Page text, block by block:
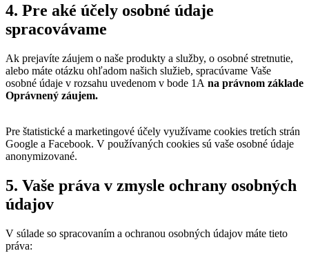
4. Pre aké účely osobné údaje
spracovávame
Ak prejavíte záujem o naše produkty a služby, o osobné stretnutie,
alebo máte otázku ohľadom našich služieb, spracúvame Vaše
osobné údaje v rozsahu uvedenom v bode 1A na právnom základe
Oprávnený záujem.
Pre štatistické a marketingové účely využívame cookies tretích strán
Google a Facebook. V používaných cookies sú vaše osobné údaje
anonymizované.
5. Vaše práva v zmysle ochrany osobných
údajov
V súlade so spracovaním a ochranou osobných údajov máte tieto
práva: